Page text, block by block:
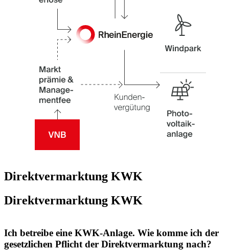
Direktvermarktung KWK
Direkt­ver­mark­tung KWK
Ich betreibe eine KWK-Anlage. Wie komme ich der
gesetzlichen Pflicht der Direktvermarktung nach?